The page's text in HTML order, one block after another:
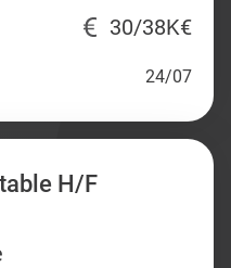
30/38K€
24/07
H/F